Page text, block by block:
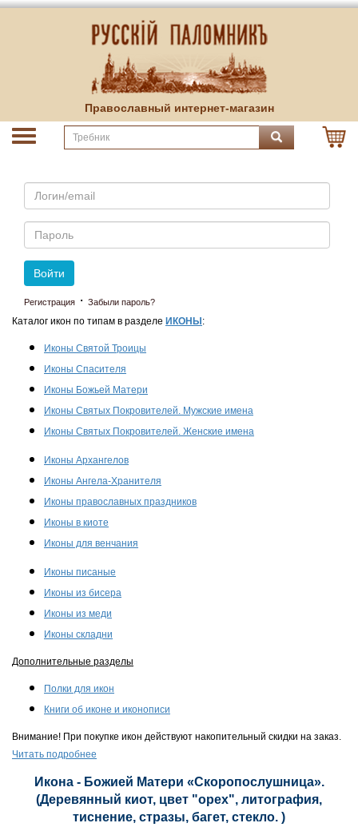
Православный интернет-магазин
Email
Пароль
Войти
Регистрация · Забыли пароль?
Каталог икон по типам в разделе ИКОНЫ :
Иконы Святой Троицы
Иконы Спасителя
Иконы Божьей Матери
Иконы Святых Покровителей. Мужские имена
Иконы Святых Покровителей. Женские имена
Иконы Архангелов
Иконы Ангела-Хранителя
Иконы православных праздников
Иконы в киоте
Иконы для венчания
Иконы писаные
Иконы из бисера
Иконы из меди
Иконы складни
Дополнительные разделы
Полки для икон
Книги об иконе и иконописи
Внимание! При покупке икон действуют накопительный скидки на заказ.
Читать подробнее
Икона - Божией Матери «Скоропослушница».
(Деревянный киот, цвет "орех", литография,
тиснение, стразы, багет, стекло. )